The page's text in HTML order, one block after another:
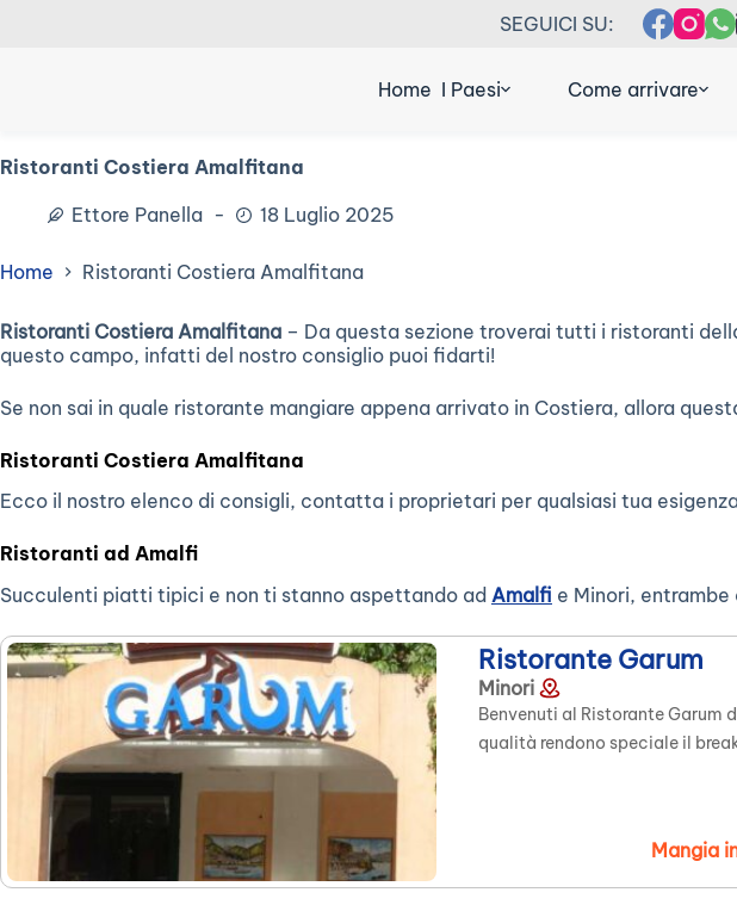
SEGUICI SU:
Home I Paesi Come arrivare
Ristoranti Costiera Amalfitana
Ettore Panella
18 Luglio 2025
Home Ristoranti Costiera Amalfitana
Ristoranti Costiera Amalfitana – Da questa sezione troverai tutti i ristoranti
questo campo, infatti del nostro consiglio puoi fidarti!
Se non sai in quale ristorante mangiare appena arrivato in Costiera, allora
Ristoranti Costiera Amalfitana
Ecco il nostro elenco di consigli, contatta i proprietari per qualsiasi tua
Ristoranti ad Amalfi
Succulenti piatti tipici e non ti stanno aspettando ad Amalfi e Minori,
Mangia
Ristorante Garum
Minori
Benvenuti al Ristorante Garum
qualità rendono speciale il